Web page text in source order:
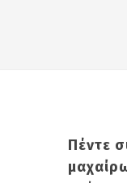
Πέντε